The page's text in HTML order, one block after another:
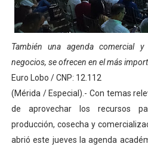
84 estudiantes celebraron
Cmdnna lleva esperanza y
Comunas de Obispo Ramos
Arrancó Plan Vacacional
Plan Vacacional Venezuela
Venezuela Renace 2026
También una agenda comercial
negocios, se ofrecen en el más
Euro Lobo / CNP: 12.112
(Mérida / Especial).- Con temas
de aprovechar los recursos
producción, cosecha y
abrió este jueves la agenda